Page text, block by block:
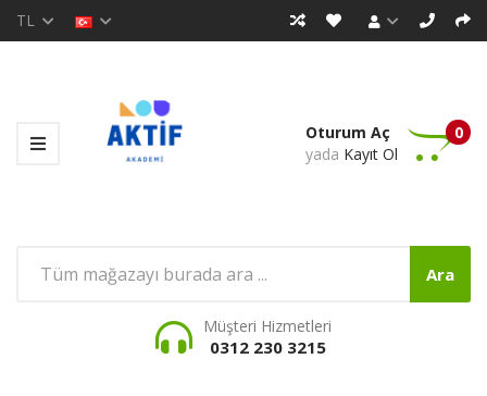
TL
Oturum Aç
yada Kayıt Ol
0
Ara
Müşteri Hizmetleri
0312 230 3215